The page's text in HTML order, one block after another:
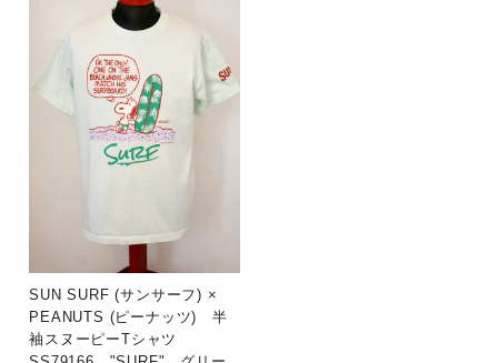
SUN SURF (サンサーフ) ×
PEANUTS (ピーナッツ) 半
袖スヌーピーTシャツ